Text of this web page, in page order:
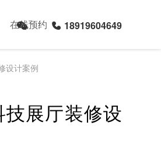
在线预约 18919604649
设计案例
展厅装修设